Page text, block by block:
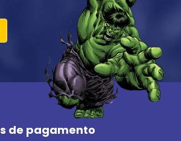
de pagamento